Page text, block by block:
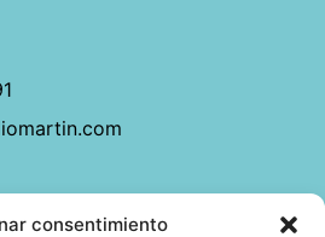
consentimiento